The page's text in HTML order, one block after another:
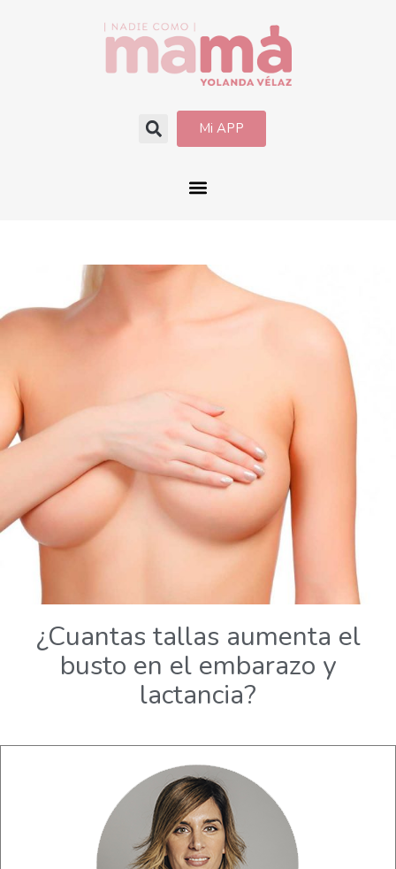
Mi APP
¿Cuantas tallas aumenta el
busto en el embarazo y
lactancia?